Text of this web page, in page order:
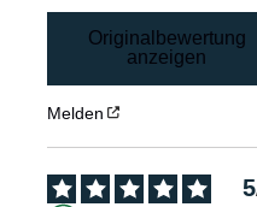
Originalbewertung
anzeigen
Melden
5